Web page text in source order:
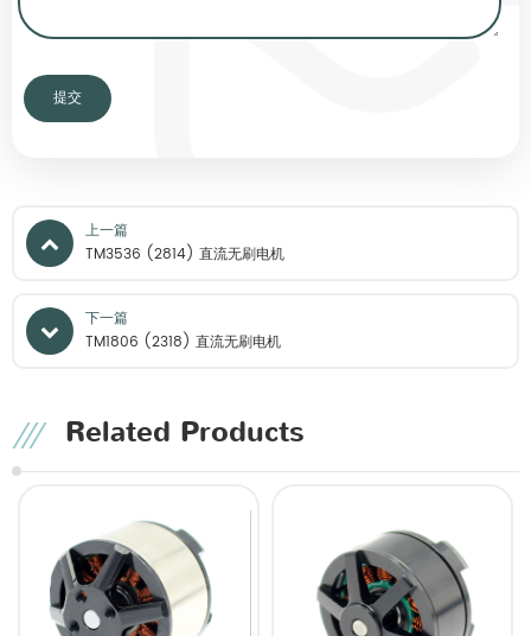
上一篇
TM3536 (2814) 直流无刷电机
下一篇
TM1806 (2318) 直流无刷电机
Related Products